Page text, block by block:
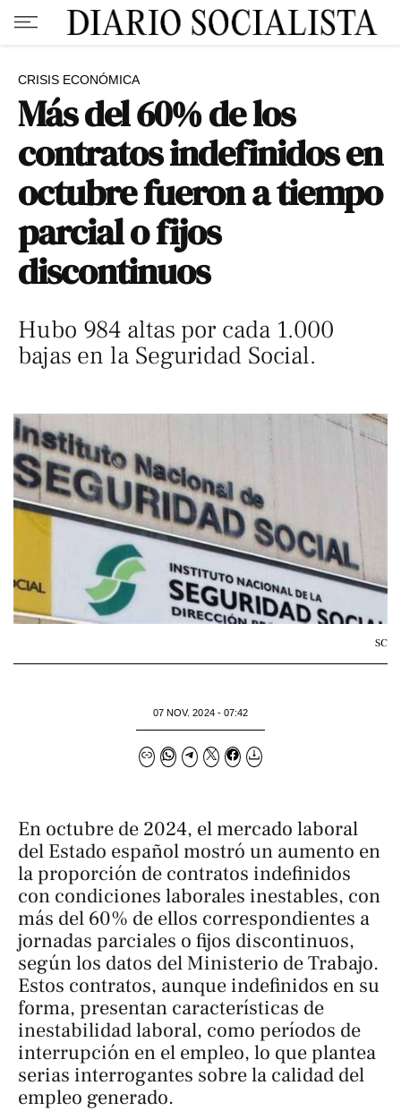
CRISIS ECONÓMICA
Más del 60% de los
contratos indefinidos en
octubre fueron a tiempo
parcial o fijos
discontinuos
Hubo 984 altas por cada 1.000
bajas en la Seguridad Social.
SC
07 NOV. 2024 - 07:42
En octubre de 2024, el mercado laboral
del Estado español mostró un aumento en
la proporción de contratos indefinidos
con condiciones laborales inestables, con
más del 60% de ellos correspondientes a
jornadas parciales o fijos discontinuos,
según los datos del Ministerio de Trabajo.
Estos contratos, aunque indefinidos en su
forma, presentan características de
inestabilidad laboral, como períodos de
interrupción en el empleo, lo que plantea
serias interrogantes sobre la calidad del
empleo generado.